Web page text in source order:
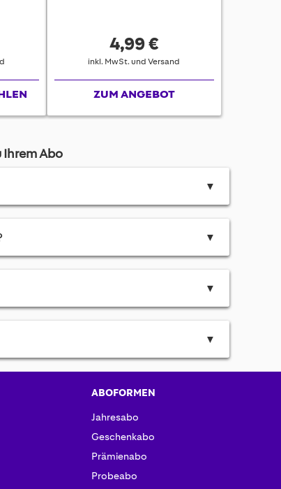
4,99 €
inkl. MwSt. und Versand
ZUM ANGEBOT
Ihrem Abo
▼
▼
▼
▼
ABOFORMEN
Jahresabo
Geschenkabo
Prämienabo
Probeabo